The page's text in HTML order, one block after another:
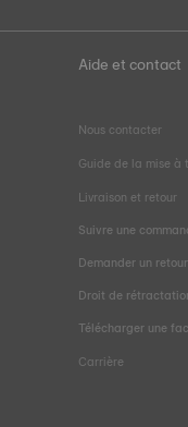
Aide et contact
Nous contacter
Guide de la mise à
Livraison et retour
Suivre une
Demander un retour
Droit de
Télécharger une
Carrière